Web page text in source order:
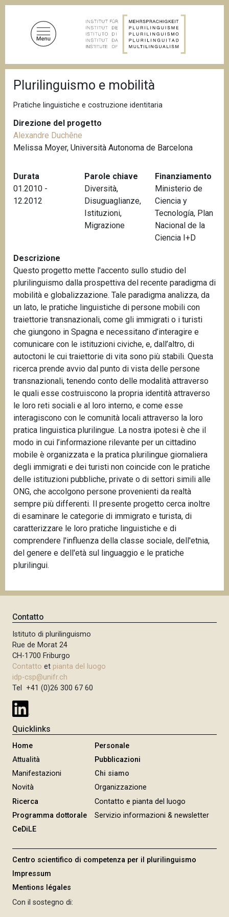
r
i
c
i
o
e
d
a
n
e
Plurilinguismo e mobilità
Pratiche linguistiche e costruzione identitaria
Direzione del progetto
Alexandre Duchêne
Melissa Moyer, Università Autonoma de Barcelona
Durata
01.2010 -
12.2012
Parole chiave
Diversità,
Disuguaglianze,
Istituzioni,
Migrazione
Finanziamento
Ministerio de
Ciencia y
Tecnología, Plan
Nacional de la
Ciencia I+D
Descrizione
Questo progetto mette l'accento sullo studio del
plurilinguismo dalla prospettiva del recente paradigma di
mobilità e globalizzazione. Tale paradigma analizza, da
un lato, le pratiche linguistiche di persone mobili con
traiettorie transnazionali, come gli immigrati o i turisti
che giungono in Spagna e necessitano d’interagire e
comunicare con le istituzioni civiche, e, dall’altro, di
autoctoni le cui traiettorie di vita sono più stabili. Questa
ricerca prende avvio dal punto di vista delle persone
transnazionali, tenendo conto delle modalità attraverso
le quali esse costruiscono la propria identità attraverso
le loro reti sociali e al loro interno, e come esse
interagiscono con le comunità locali attraverso la loro
pratica linguistica plurilingue. La nostra ipotesi è che il
modo in cui l’informazione rilevante per un cittadino
mobile è organizzata e la pratica plurilingue giornaliera
degli immigrati e dei turisti non coincide con le pratiche
delle istituzioni pubbliche, private o di settori simili alle
ONG, che accolgono persone provenienti da realtà
sempre più differenti. Il presente progetto cerca inoltre
di esaminare le categorie di immigrato e turista, di
caratterizzare le loro pratiche linguistiche e di
comprendere l'influenza della classe sociale, dell'etnia,
del genere e dell'età sul linguaggio e le pratiche
plurilingui.
Contatto
Istituto di plurilinguismo
Rue de Morat 24
CH-1700 Friburgo
Contatto et pianta del luogo
idp-csp@unifr.ch
Tel +41 (0)26 300 67 60
Quicklinks
Home
Attualità
Manifestazioni
Novità
Ricerca
Programma dottorale
CeDiLE
Personale
Pubblicazioni
Chi siamo
Organizzazione
Contatto e pianta del luogo
Servizio informazioni & newsletter
Centro scientifico di competenza per il plurilinguismo
Impressum
Mentions légales
Con il sostegno di: